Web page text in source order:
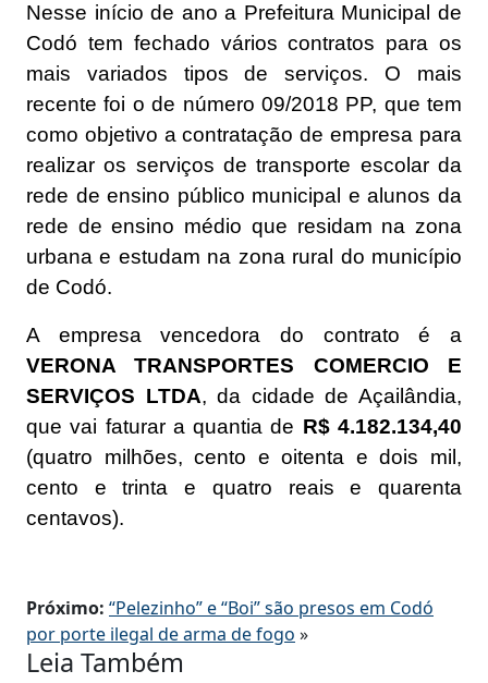
Telegram
Nesse início de ano a Prefeitura Municipal de
Codó tem fechado vários contratos para os
mais variados tipos de serviços. O mais
recente foi o de número 09/2018 PP, que tem
como objetivo a contratação de empresa para
realizar os serviços de transporte escolar da
rede de ensino público municipal e alunos da
rede de ensino médio que residam na zona
urbana e estudam na zona rural do município
de Codó.
A empresa vencedora do contrato é a
VERONA TRANSPORTES COMERCIO E
SERVIÇOS LTDA, da cidade de Açailândia,
que vai faturar a quantia de R$ 4.182.134,40
(quatro milhões, cento e oitenta e dois mil,
cento e trinta e quatro reais e quarenta
centavos).
Próximo: “Pelezinho” e “Boi” são presos em Codó
por porte ilegal de arma de fogo »
Leia Também